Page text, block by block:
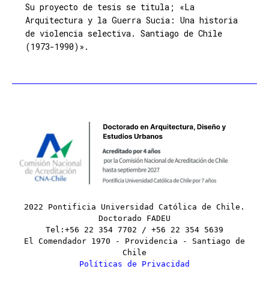
Su proyecto de tesis se titula; «La
Arquitectura y la Guerra Sucia: Una historia
de violencia selectiva. Santiago de Chile
(1973-1990)».
2022 Pontificia Universidad Católica de Chile.
Doctorado FADEU
Tel:+56 22 354 7702 / +56 22 354 5639
El Comendador 1970 - Providencia - Santiago de
Chile
Políticas de Privacidad